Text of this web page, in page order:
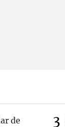
de